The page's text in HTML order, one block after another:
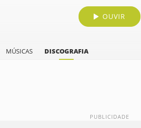
OUVIR
MÚSICAS DISCOGRAFIA